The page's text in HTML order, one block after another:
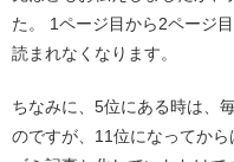
た。 1ページ目から2ページ
読まれなくなります。
ちなみに、5位にある時は、
のですが、11位になってか